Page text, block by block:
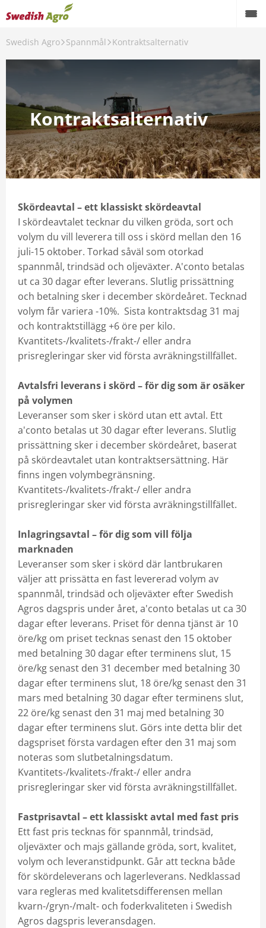
Swedish Agro Spannmål Kontraktsalternativ
Kontraktsalternativ
Skördeavtal – ett klassiskt skördeavtal
I skördeavtalet tecknar du vilken gröda, sort och
volym du vill leverera till oss i skörd mellan den 16
juli-15 oktober. Torkad såväl som otorkad
spannmål, trindsäd och oljeväxter. A'conto betalas
ut ca 30 dagar efter leverans. Slutlig prissättning
och betalning sker i december skördeåret. Tecknad
volym får variera -10%. Sista kontraktsdag 31 maj
och kontraktstillägg +6 öre per kilo.
Kvantitets-/kvalitets-/frakt-/ eller andra
prisregleringar sker vid första avräkningstillfället.
Avtalsfri leverans i skörd – för dig som är osäker
på volymen
Leveranser som sker i skörd utan ett avtal. Ett
a'conto betalas ut 30 dagar efter leverans. Slutlig
prissättning sker i december skördeåret, baserat
på skördeavtalet utan kontraktsersättning. Här
finns ingen volymbegränsning.
Kvantitets-/kvalitets-/frakt-/ eller andra
prisregleringar sker vid första avräkningstillfället.
Inlagringsavtal – för dig som vill följa
marknaden
Leveranser som sker i skörd där lantbrukaren
väljer att prissätta en fast levererad volym av
spannmål, trindsäd och oljeväxter efter Swedish
Agros dagspris under året, a'conto betalas ut ca 30
dagar efter leverans. Priset för denna tjänst är 10
öre/kg om priset tecknas senast den 15 oktober
med betalning 30 dagar efter terminens slut, 15
öre/kg senast den 31 december med betalning 30
dagar efter terminens slut, 18 öre/kg senast den 31
mars med betalning 30 dagar efter terminens slut,
22 öre/kg senast den 31 maj med betalning 30
dagar efter terminens slut. Görs inte detta blir det
dagspriset första vardagen efter den 31 maj som
noteras som slutbetalningsdatum.
Kvantitets-/kvalitets-/frakt-/ eller andra
prisregleringar sker vid första avräkningstillfället.
Fastprisavtal – ett klassiskt avtal med fast pris
Ett fast pris tecknas för spannmål, trindsäd,
oljeväxter och majs gällande gröda, sort, kvalitet,
volym och leveranstidpunkt. Går att teckna både
för skördeleverans och lagerleverans. Nedklassad
vara regleras med kvalitetsdifferensen mellan
kvarn-/gryn-/malt- och foderkvaliteten i Swedish
Agros dagspris leveransdagen.
delbetalningspriser för skörd 2026
inköpsvillkor